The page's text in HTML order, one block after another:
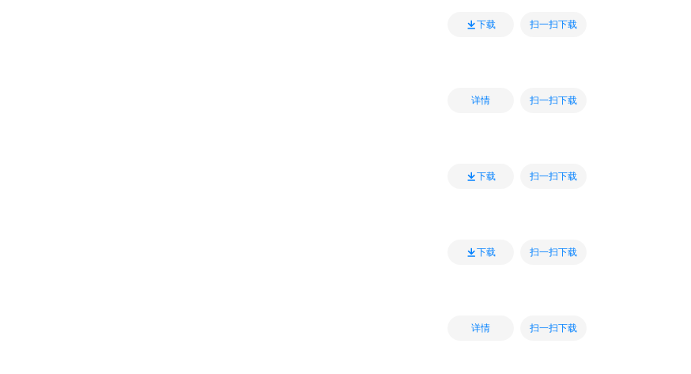
下载 扫一扫下载
详情 扫一扫下载
下载 扫一扫下载
下载 扫一扫下载
详情 扫一扫下载